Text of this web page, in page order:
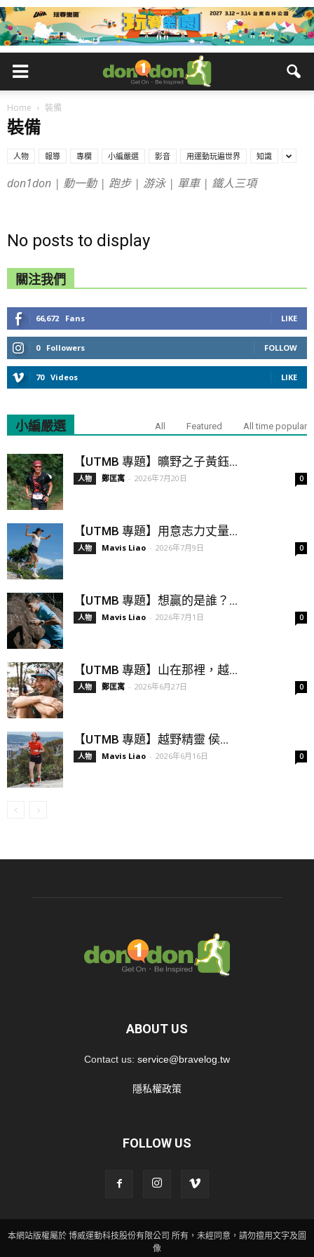
Home 裝備
裝備
人物 報導 專欄 小編嚴選 影音 用運動玩遍世界 知識
don1don | 動一動 | 跑步 | 游泳 | 單車 | 鐵人三項
No posts to display
關注我們
66,672 Fans LIKE
0 Followers FOLLOW
70 Videos LIKE
小編嚴選 All Featured All time popular
【UTMB 專題】曠野之子黃鈺...
人物 鄭匡寓 - 2026年7月20日 0
【UTMB 專題】用意志力丈量...
人物 Mavis Liao - 2026年7月9日 0
【UTMB 專題】想贏的是誰？...
人物 Mavis Liao - 2026年7月1日 0
【UTMB 專題】山在那裡，越...
人物 鄭匡寓 - 2026年6月27日 0
【UTMB 專題】越野精靈 侯...
人物 Mavis Liao - 2026年6月16日 0
ABOUT US
Contact us: service@bravelog.tw
隱私權政策
FOLLOW US
本網站版權屬於 博威運動科技股份有限公司 所有，未經同意，請勿擅用文字及圖
像